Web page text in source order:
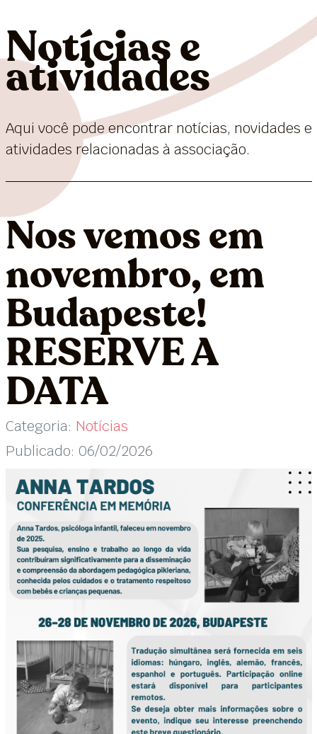
Notícias e
atividades
Aqui você pode encontrar notícias, novidades e
atividades relacionadas à associação.
Nos vemos em
novembro, em
Budapeste!
RESERVE A
DATA
Categoria: Notícias
Publicado: 06/02/2026